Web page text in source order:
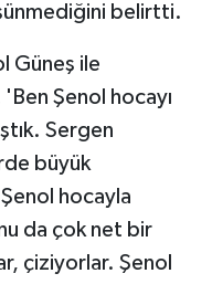
belirtti.
Güneş ile
Şenol hocayı
Sergen
büyük
hocayla
da çok net bir
çiziyorlar. Şenol